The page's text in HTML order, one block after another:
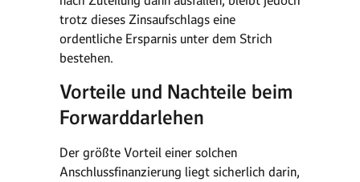
trotz dieses Zinsaufschlags eine
ordentliche Ersparnis unter dem Strich
bestehen.
Vorteile und Nachteile beim
Forwarddarlehen
Der größte Vorteil einer solchen
Anschlussfinanzierung liegt sicherlich darin,